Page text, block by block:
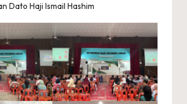
Dato Haji Ismail Hashim